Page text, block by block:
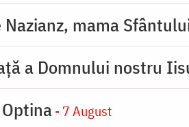
mama
a Domnului nostru
- 7 August